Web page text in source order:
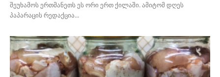
შეუხამოს ერთმანეთს ეს ორი ერთ ქილაში. ამიტომ დღეს
პაპარაცის რედაქცია...